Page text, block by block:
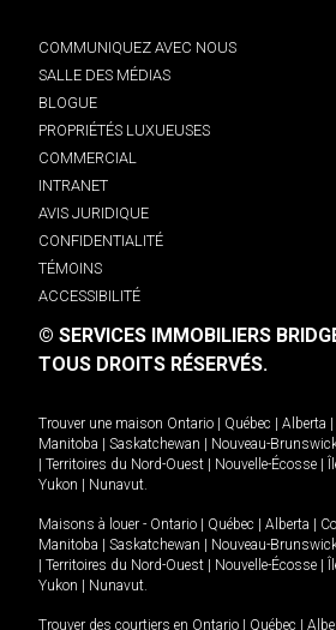
COMMUNIQUEZ AVEC NOUS
SALLE DES MÉDIAS
BLOGUE
PROPRIÉTÉS LUXUEUSES
COMMERCIAL
INTRANET
AVIS JURIDIQUE
CONFIDENTIALITÉ
TÉMOINS
ACCESSIBILITÉ
© SERVICES IMMOBILIERS
TOUS DROITS RÉSERVÉS.
Trouver une maison Ontario Québec Alberta
Manitoba
Saskatchewan Nouveau-
Territoires du Nord-Ouest Nouvelle-Écosse
Yukon
Nunavut.
Maisons à louer - Ontario Québec Alberta
Manitoba
Saskatchewan Nouveau-
Territoires du Nord-Ouest Nouvelle-Écosse
Yukon
Nunavut.
Trouver des courtiers en Ontario Québec